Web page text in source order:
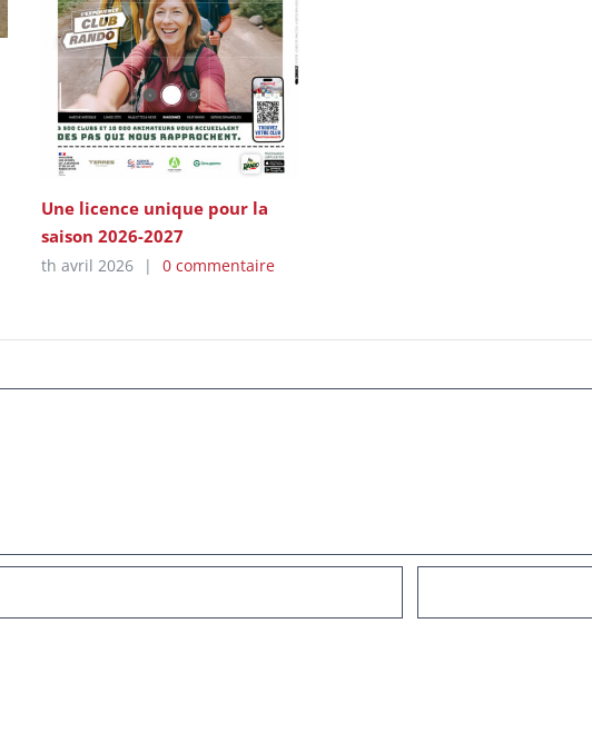
Une licence unique pour la
saison 2026-2027
th avril 2026 | 0 commentaire